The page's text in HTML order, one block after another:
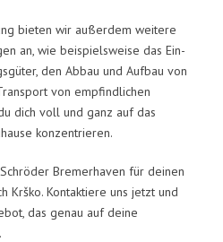
bieten wir außerdem weitere
an, wie beispielsweise das Ein-
den Abbau und Aufbau von
von empfindlichen
dich voll und ganz auf das
konzentrieren.
Bremerhaven für deinen
Krško. Kontaktiere uns jetzt und
das genau auf deine